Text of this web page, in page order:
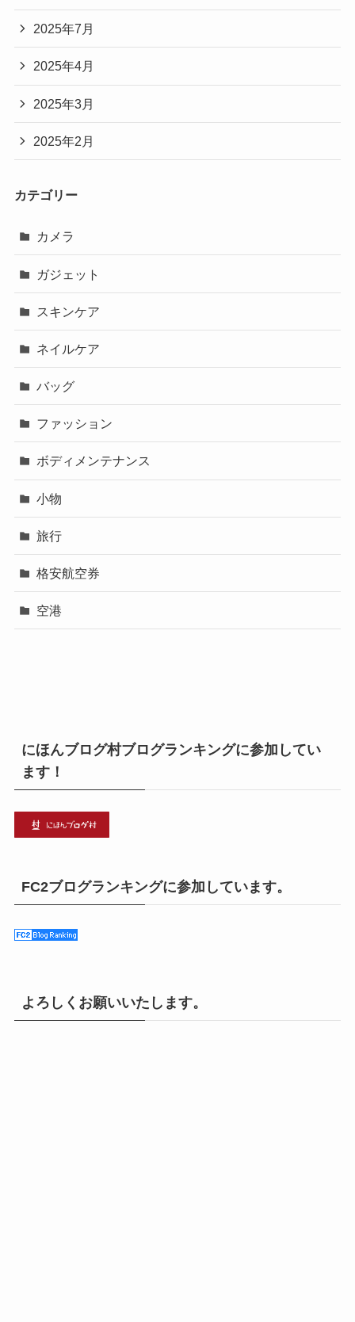
2025年7月
2025年4月
2025年3月
2025年2月
カテゴリー
カメラ
ガジェット
スキンケア
ネイルケア
バッグ
ファッション
ボディメンテナンス
小物
旅行
格安航空券
空港
にほんブログ村ブログランキングに参加してい
ます！
FC2ブログランキングに参加しています。
よろしくお願いいたします。